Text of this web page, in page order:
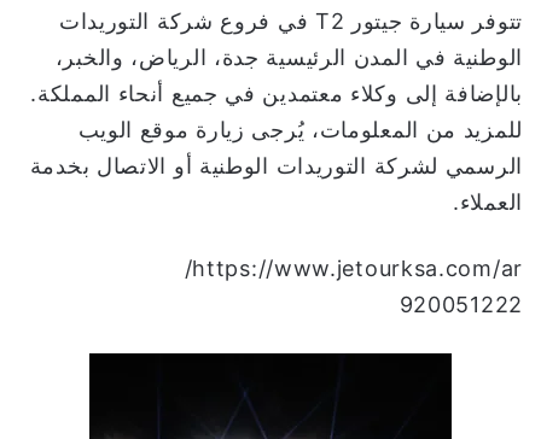
تتوفر سيارة جيتور T2 في فروع شركة التوريدات
الوطنية في المدن الرئيسية جدة، الرياض، والخبر،
بالإضافة إلى وكلاء معتمدين في جميع أنحاء المملكة.
للمزيد من المعلومات، يُرجى زيارة موقع الويب
الرسمي لشركة التوريدات الوطنية أو الاتصال بخدمة
العملاء.
https://www.jetourksa.com/ar/
920051222